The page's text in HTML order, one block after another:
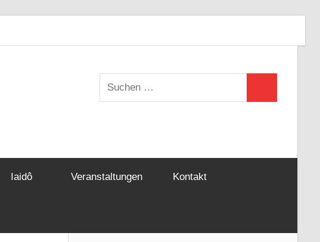
Yoshinkan
Aikido
Suchen
nach:
Iaidô Veranstaltungen Kontakt